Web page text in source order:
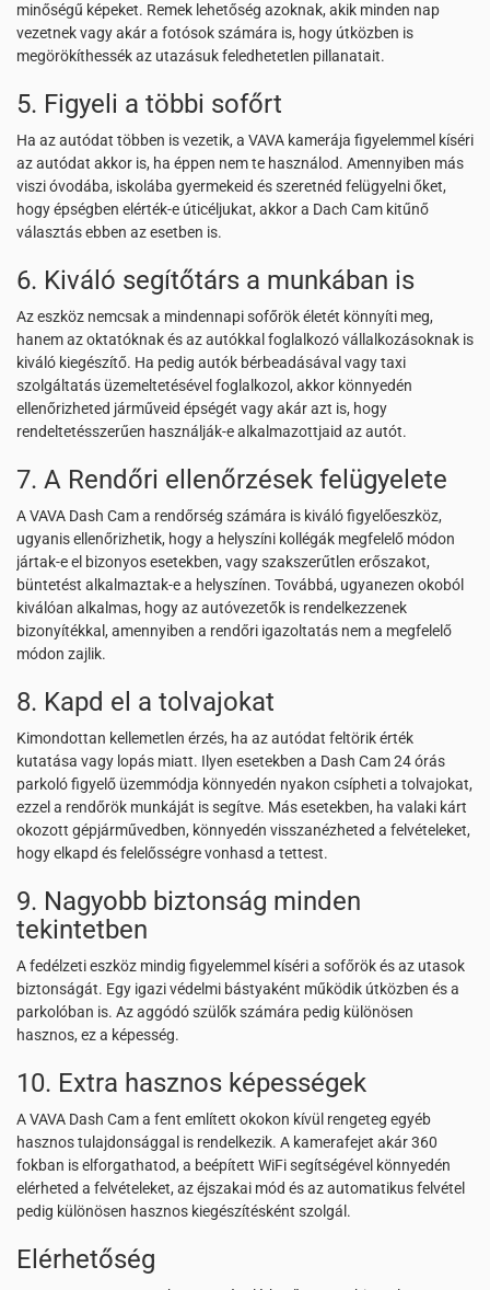
minőségű képeket. Remek lehetőség azoknak, akik minden nap
vezetnek vagy akár a fotósok számára is, hogy útközben is
megörökíthessék az utazásuk feledhetetlen pillanatait.
5. Figyeli a többi sofőrt
Ha az autódat többen is vezetik, a VAVA kamerája figyelemmel kíséri
az autódat akkor is, ha éppen nem te használod. Amennyiben más
viszi óvodába, iskolába gyermekeid és szeretnéd felügyelni őket,
hogy épségben elérték-e úticéljukat, akkor a Dach Cam kitűnő
választás ebben az esetben is.
6. Kiváló segítőtárs a munkában is
Az eszköz nemcsak a mindennapi sofőrök életét könnyíti meg,
hanem az oktatóknak és az autókkal foglalkozó vállalkozásoknak is
kiváló kiegészítő. Ha pedig autók bérbeadásával vagy taxi
szolgáltatás üzemeltetésével foglalkozol, akkor könnyedén
ellenőrizheted járműveid épségét vagy akár azt is, hogy
rendeltetésszerűen használják-e alkalmazottjaid az autót.
7. A Rendőri ellenőrzések felügyelete
A VAVA Dash Cam a rendőrség számára is kiváló figyelőeszköz,
ugyanis ellenőrizhetik, hogy a helyszíni kollégák megfelelő módon
jártak-e el bizonyos esetekben, vagy szakszerűtlen erőszakot,
büntetést alkalmaztak-e a helyszínen. Továbbá, ugyanezen okoból
kiválóan alkalmas, hogy az autóvezetők is rendelkezzenek
bizonyítékkal, amennyiben a rendőri igazoltatás nem a megfelelő
módon zajlik.
8. Kapd el a tolvajokat
Kimondottan kellemetlen érzés, ha az autódat feltörik érték
kutatása vagy lopás miatt. Ilyen esetekben a Dash Cam 24 órás
parkoló figyelő üzemmódja könnyedén nyakon csípheti a tolvajokat,
ezzel a rendőrök munkáját is segítve. Más esetekben, ha valaki kárt
okozott gépjárművedben, könnyedén visszanézheted a felvételeket,
hogy elkapd és felelősségre vonhasd a tettest.
9. Nagyobb biztonság minden
tekintetben
A fedélzeti eszköz mindig figyelemmel kíséri a sofőrök és az utasok
biztonságát. Egy igazi védelmi bástyaként működik útközben és a
parkolóban is. Az aggódó szülők számára pedig különösen
hasznos, ez a képesség.
10. Extra hasznos képességek
A VAVA Dash Cam a fent említett okokon kívül rengeteg egyéb
hasznos tulajdonsággal is rendelkezik. A kamerafejet akár 360
fokban is elforgathatod, a beépített WiFi segítségével könnyedén
elérheted a felvételeket, az éjszakai mód és az automatikus felvétel
pedig különösen hasznos kiegészítésként szolgál.
Elérhetőség